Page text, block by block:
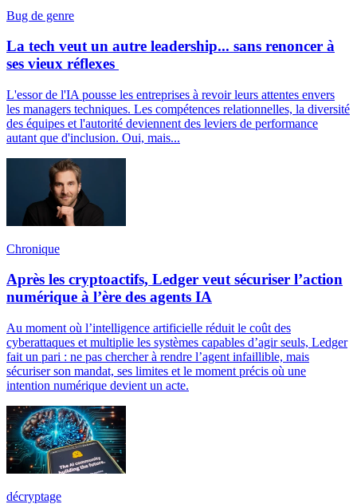
Bug de genre
La tech veut un autre leadership... sans renoncer à
ses vieux réflexes
L'essor de l'IA pousse les entreprises à revoir leurs attentes envers
les managers techniques. Les compétences relationnelles, la diversité
des équipes et l'autorité deviennent des leviers de performance
autant que d'inclusion. Oui, mais...
Chronique
Après les cryptoactifs, Ledger veut sécuriser l’action
numérique à l’ère des agents IA
Au moment où l’intelligence artificielle réduit le coût des
cyberattaques et multiplie les systèmes capables d’agir seuls, Ledger
fait un pari : ne pas chercher à rendre l’agent infaillible, mais
sécuriser son mandat, ses limites et le moment précis où une
intention numérique devient un acte.
décryptage